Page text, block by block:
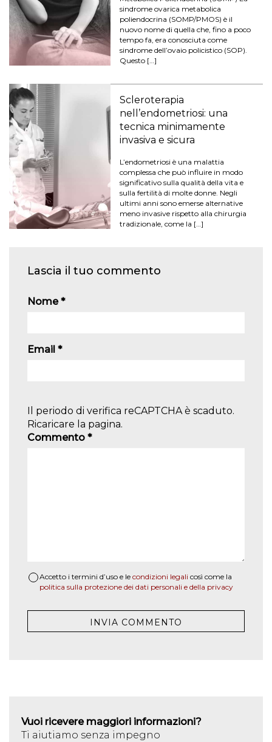
sindrome ovarica metabolica
poliendocrina (SOMP/PMOS) è il
nuovo nome di quella che, fino a poco
tempo fa, era conosciuta come
sindrome dell’ovaio policistico (SOP).
Questo […]
Scleroterapia
nell’endometriosi: una
tecnica minimamente
invasiva e sicura
L’endometriosi è una malattia
complessa che può influire in modo
significativo sulla qualità della vita e
sulla fertilità di molte donne. Negli
ultimi anni sono emerse alternative
meno invasive rispetto alla chirurgia
tradizionale, come la […]
Lascia il tuo commento
Nome*
Email *
Il periodo di verifica reCAPTCHA è scaduto.
Ricaricare la pagina.
Commento *
Accetto i termini d’uso e le condizioni legali così come la
politica sulla protezione dei dati personali e della privacy
Vuoi ricevere maggiori informazioni?
Ti aiutiamo senza impegno